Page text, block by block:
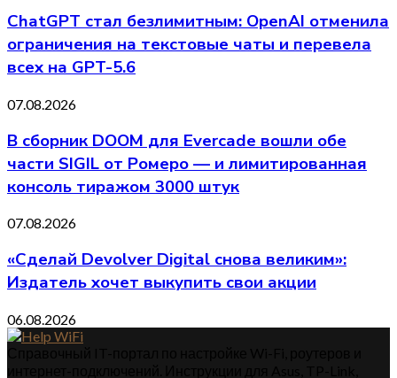
ChatGPT стал безлимитным: OpenAI отменила
ограничения на текстовые чаты и перевела
всех на GPT-5.6
07.08.2026
В сборник DOOM для Evercade вошли обе
части SIGIL от Ромеро — и лимитированная
консоль тиражом 3000 штук
07.08.2026
«Сделай Devolver Digital снова великим»:
Издатель хочет выкупить свои акции
06.08.2026